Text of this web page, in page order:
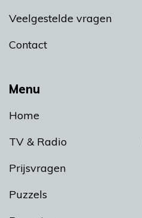
Menu
Home
TV & Radio
Prijsvragen
Puzzels
Veelgestelde vragen
Contact